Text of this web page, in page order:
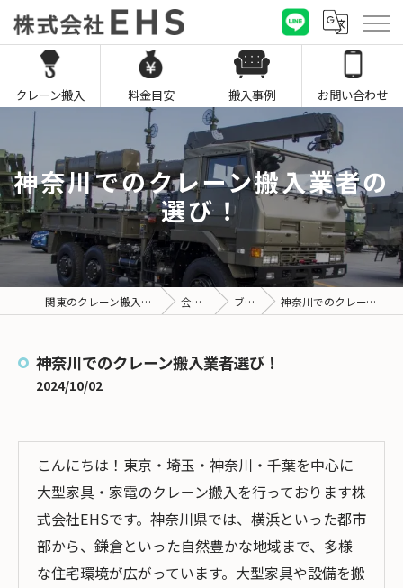
クレーン搬入 料金目安 搬入事例 お問い合わせ
神奈川でのクレーン搬入業者の
選び！
関東のクレーン搬入なら株式会社EHS 会社概要 ブログ 神奈川でのクレーン搬入業者選び！
神奈川でのクレーン搬入業者選び！
2024/10/02
こんにちは！東京・埼玉・神奈川・千葉を中心に
大型家具・家電のクレーン搬入を行っております株
式会社EHSです。神奈川県では、横浜といった都市
部から、鎌倉といった自然豊かな地域まで、多様
な住宅環境が広がっています。大型家具や設備を搬